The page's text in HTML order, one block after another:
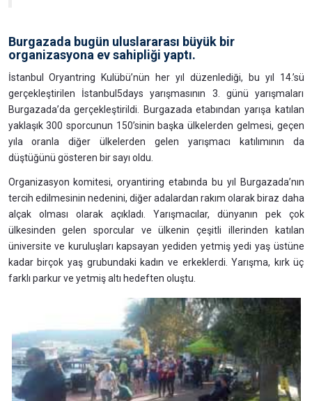
Burgazada bugün uluslararası büyük bir
organizasyona ev sahipliği yaptı.
İstanbul Oryantring Kulübü’nün her yıl düzenlediği, bu yıl 14.’sü
gerçekleştirilen İstanbul5days yarışmasının 3. günü yarışmaları
Burgazada’da gerçekleştirildi. Burgazada etabından yarışa katılan
yaklaşık 300 sporcunun 150’sinin başka ülkelerden gelmesi, geçen
yıla oranla diğer ülkelerden gelen yarışmacı katılımının da
düştüğünü gösteren bir sayı oldu.
Organizasyon komitesi, oryantiring etabında bu yıl Burgazada’nın
tercih edilmesinin nedenini, diğer adalardan rakım olarak biraz daha
alçak olması olarak açıkladı. Yarışmacılar, dünyanın pek çok
ülkesinden gelen sporcular ve ülkenin çeşitli illerinden katılan
üniversite ve kuruluşları kapsayan yediden yetmiş yedi yaş üstüne
kadar birçok yaş grubundaki kadın ve erkeklerdi. Yarışma, kırk üç
farklı parkur ve yetmiş altı hedeften oluştu.